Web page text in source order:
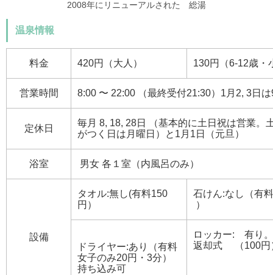
2008年にリニューアルされた 総湯
温泉情報
料金 420円（大人） 130円（6-12歳・
営業時間 8:00 〜 22:00 （最終受付21:30）1月2, 3日
定休日
毎月 8, 18, 28日 （基本的に土日祝は営業。
がつく日は月曜日）と1月1日（元旦）
浴室 男女 各１室（内風呂のみ）
設備
タオル:無し(有料150
円）
石けん:なし（有
）
ドライヤー:あり（有料
女子のみ20円・3分）
持ち込み可
ロッカー: 有り
返却式 （100円